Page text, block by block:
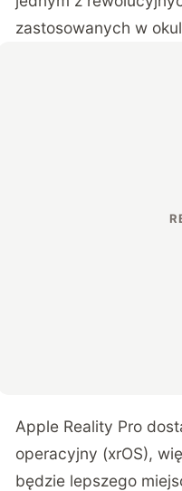
zastosowanych w
Apple Reality Pro
operacyjny (xrOS),
będzie lepszego